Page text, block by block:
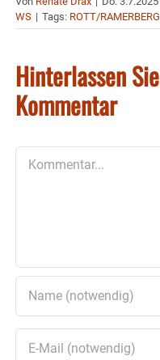
WS | Tags: ROTT/RAMERBERG
Hinterlassen
Kommentar